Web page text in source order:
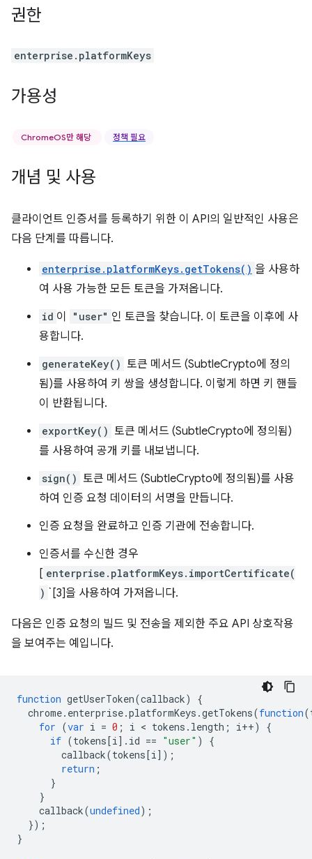
권한
enterprise.platformKeys
가용성
ChromeOS만 해당 정책 필요
개념 및 사용
클라이언트 인증서를 등록하기 위한 이 API의 일반적인 사용은
다음 단계를 따릅니다.
enterprise.platformKeys.getTokens() 을 사용하
여 사용 가능한 모든 토큰을 가져옵니다.
id 이 "user" 인 토큰을 찾습니다. 이 토큰을 이후에 사
용합니다.
generateKey() 토큰 메서드 (SubtleCrypto에 정의
됨)를 사용하여 키 쌍을 생성합니다. 이렇게 하면 키 핸들
이 반환됩니다.
exportKey() 토큰 메서드 (SubtleCrypto에 정의됨)
를 사용하여 공개 키를 내보냅니다.
sign() 토큰 메서드 (SubtleCrypto에 정의됨)를 사용
하여 인증 요청 데이터의 서명을 만듭니다.
인증 요청을 완료하고 인증 기관에 전송합니다.
인증서를 수신한 경우
[ enterprise.platformKeys.importCertificate(
) `[3]을 사용하여 가져옵니다.
다음은 인증 요청의 빌드 및 전송을 제외한 주요 API 상호작용
을 보여주는 예입니다.
function getUserToken(callback)
{
chrome. enterprise.platformKeys .getTokens(function(
for (var i = 0 ; i < tokens . length ; i++)
{
if (tokens[i]. id == "user" )
{
callback(tokens[i]);
return ;
}
}
callback(undefined);
});
}